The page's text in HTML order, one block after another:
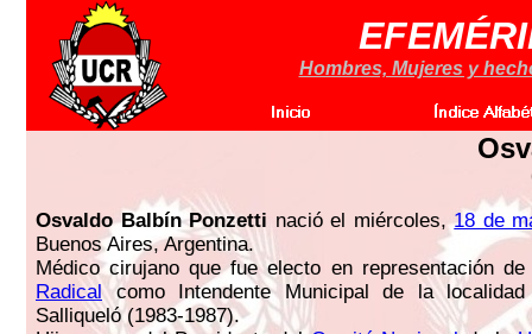
Hombres, Mujeres y
Osvaldo Balbín Ponzetti nació el miércoles,18 de
Buenos Aires, Argentina.
Médico cirujano que fue electo en representación
Radicalcomo Intendente Municipal de la localidad
Salliqueló (1983-1987).